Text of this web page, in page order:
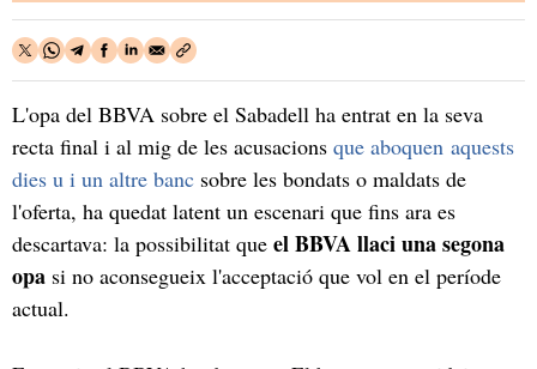
L'opa del BBVA sobre el Sabadell ha entrat en la seva
recta final i al mig de les acusacions que aboquen aquests
dies u i un altre banc sobre les bondats o maldats de
l'oferta, ha quedat latent un escenari que fins ara es
descartava: la possibilitat que el BBVA llaci una segona
opa si no aconsegueix l'acceptació que vol en el període
actual.